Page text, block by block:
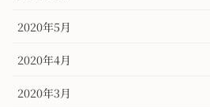
2020年5月
2020年4月
2020年3月